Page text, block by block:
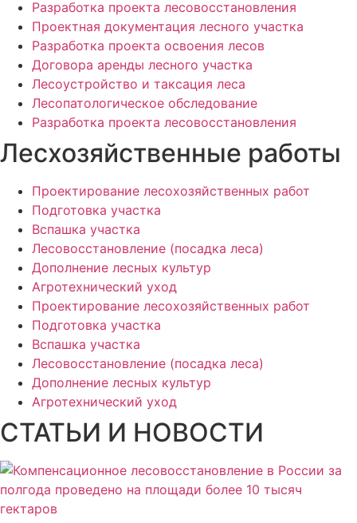
Разработка проекта лесовосстановления
Проектная документация лесного участка
Разработка проекта освоения лесов
Договора аренды лесного участка
Лесоустройство и таксация леса
Лесопатологическое обследование
Разработка проекта лесовосстановления
Лесхозяйственные работы
Проектирование лесохозяйственных работ
Подготовка участка
Вспашка участка
Лесовосстановление (посадка леса)
Дополнение лесных культур
Агротехнический уход
Проектирование лесохозяйственных работ
Подготовка участка
Вспашка участка
Лесовосстановление (посадка леса)
Дополнение лесных культур
Агротехнический уход
СТАТЬИ И НОВОСТИ